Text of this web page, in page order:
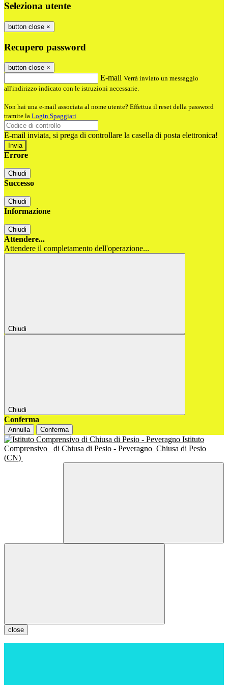
Seleziona utente
button close ×
Recupero password
button close ×
E-mail Verrà inviato un messaggio
all'indirizzo indicato con le istruzioni necessarie.
Non hai una e-mail associata al nome utente? Effettua il reset della password
tramite la Login Spaggiari
E-mail inviata, si prega di controllare la casella di posta elettronica!
Errore
Chiudi
Successo
Chiudi
Informazione
Chiudi
Attendere...
Attendere il completamento dell'operazione...
Chiudi
Chiudi
Conferma
Annulla Conferma
Istituto
Comprensivo
di Chiusa di Pesio - Peveragno Chiusa di Pesio
(CN)
close